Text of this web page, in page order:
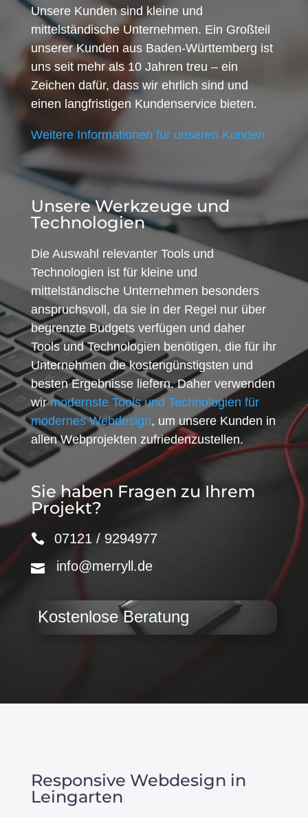
Unsere Kunden sind kleine und
mittelständische Unternehmen. Ein Großteil
unserer Kunden aus Baden-Württemberg ist
uns seit mehr als 10 Jahren treu – ein
Zeichen dafür, dass wir ehrlich sind und
einen langfristigen Kundenservice bieten.
Weitere Informationen für unseren Kunden
Unsere Werkzeuge und
Technologien
Die Auswahl relevanter Tools und
Technologien ist für kleine und
mittelständische Unternehmen besonders
anspruchsvoll, da sie in der Regel nur über
begrenzte Budgets verfügen und daher
Tools und Technologien benötigen, die für ihr
Unternehmen die kostengünstigsten und
besten Ergebnisse liefern. Daher verwenden
wirmodernste Tools und Technologien für
modernes Webdesign, um unsere Kunden in
allen Webprojekten zufriedenzustellen.
Sie haben Fragen zu Ihrem
Projekt?
07121 / 9294977
info@merryll.de
Kostenlose Beratung
Responsive Webdesign in
Leingarten